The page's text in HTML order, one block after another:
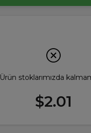
Ürün stoklarımızda
$2.01